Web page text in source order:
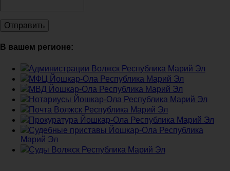
В вашем регионе:
Администрации Волжск Республика Марий Эл
МФЦ Йошкар-Ола Республика Марий Эл
МВД Йошкар-Ола Республика Марий Эл
Нотариусы Йошкар-Ола Республика Марий Эл
Почта Волжск Республика Марий Эл
Прокуратура Йошкар-Ола Республика Марий Эл
Судебные приставы Йошкар-Ола Республика
Марий Эл
Суды Волжск Республика Марий Эл